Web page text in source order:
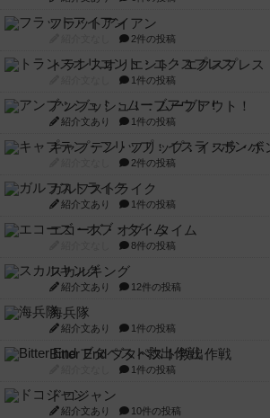
フラットアイアン
2件の投稿
トランスオリエント・エクスプレス
1件の投稿
アンブッシュ！：ムーブアウト！
紹介文あり 1件の投稿
キャプテン・フリップ：イスラ・ボ
2件の投稿
ガルフストライク
紹介文あり 1件の投稿
エコーズ・オブ・タイム
8件の投稿
スカルキング
紹介文あり 12件の投稿
海兵隊
紹介文あり 1件の投稿
Bitter End ブタペスト救出作戦
1件の投稿
ドコジャン
紹介文あり 10件の投稿